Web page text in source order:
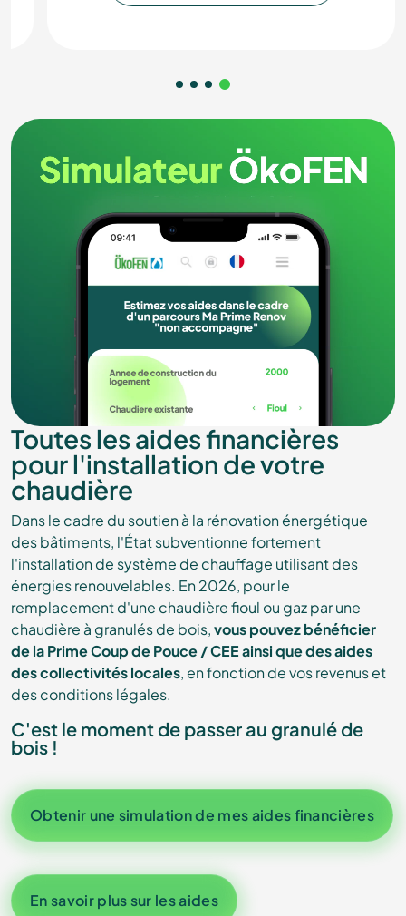
Toutes les aides financières
pour l'installation de votre
chaudière
Dans le cadre du soutien à la rénovation énergétique
des bâtiments, l'État subventionne fortement
l'installation de système de chauffage utilisant des
énergies renouvelables. En 2026, pour le
remplacement d'une chaudière fioul ou gaz par une
chaudière à granulés de bois,vous pouvez bénéficier
de la Prime Coup de Pouce / CEE ainsi que des aides
des collectivités locales, en fonction de vos revenus et
des conditions légales.
C'est le moment de passer au granulé de
bois !
Obtenir une simulation de mes aides financières
En savoir plus sur les aides